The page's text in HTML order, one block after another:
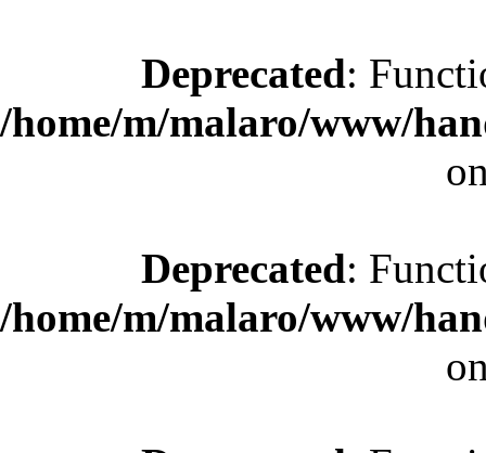
Deprecated:
/home/m/malaro/www/
Deprecated:
/home/m/malaro/www/